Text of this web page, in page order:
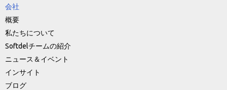
会社
概要
私たちについて
Softdelチームの紹介
ニュース＆イベント
インサイト
ブログ